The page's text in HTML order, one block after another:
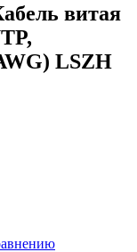
витая
LSZH